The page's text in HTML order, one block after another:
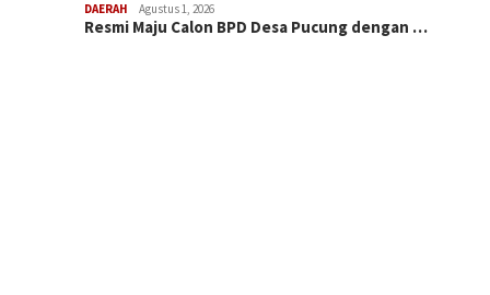
DAERAH Agustus 1, 2026
Resmi Maju Calon BPD Desa Pucung dengan …